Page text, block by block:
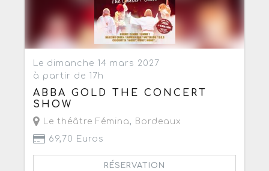
Le dimanche 14 mars 2027
à partir de 17h
ABBA GOLD THE CONCERT
SHOW
Le théâtre Fémina, Bordeaux
69,70 Euros
RÉSERVATION